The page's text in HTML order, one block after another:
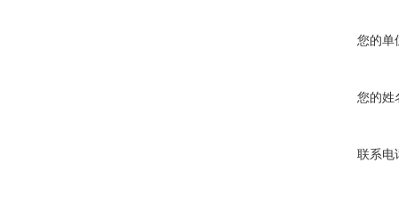
您的单
您的姓
联系电